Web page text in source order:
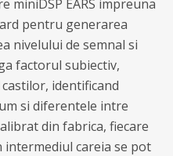
miniDSP EARS impreuna
pentru generarea
nivelului de semnal si
factorul subiectiv,
identificand
si diferentele intre
din fabrica, fiecare
careia se pot